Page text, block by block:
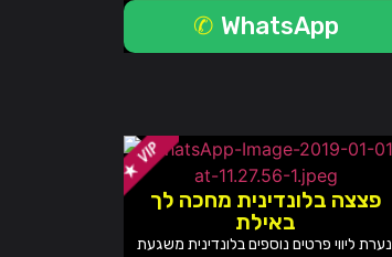
WhatsApp
פצצה בלונדינית מחכה לך
באילת
נערת ליווי פרטים נוספים בלונדינית משגעת